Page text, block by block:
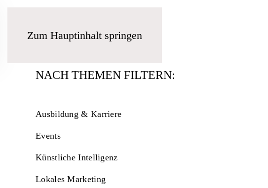
Zum Hauptinhalt springen
NACH THEMEN FILTERN:
Ausbildung & Karriere
Events
Künstliche Intelligenz
Lokales Marketing